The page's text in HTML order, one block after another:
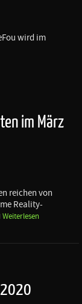
wird im
im März
reichen von
Reality-
Weiterlesen